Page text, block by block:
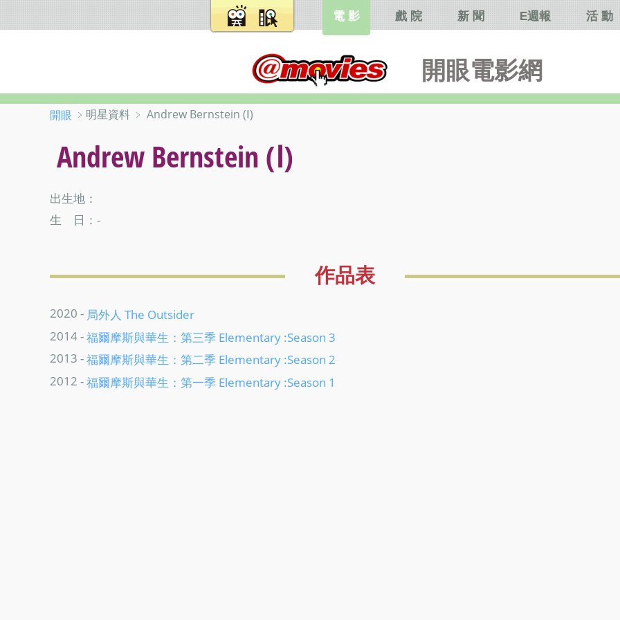
開眼電影網
電 影 戲 院 新 聞 E週報 活 動
開眼 ﹥明星資料 ﹥ Andrew Bernstein (Ⅰ)
Andrew Bernstein (Ⅰ)
出生地：
生 日：-
作品表
2020 - 局外人 The Outsider
2014 -福爾摩斯與華生：第三季 Elementary :Season 3
2013 -福爾摩斯與華生：第二季 Elementary :Season 2
2012 -福爾摩斯與華生：第一季 Elementary :Season 1